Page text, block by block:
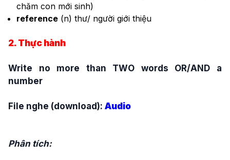
chăm con mới sinh)
reference (n) thư/ người giới thiệu
2. Thực hành
Write no more than TWO words OR/AND a
number
File nghe (download): Audio
Phân tích: